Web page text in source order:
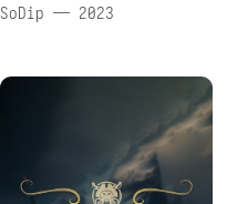
SoDip — 2023